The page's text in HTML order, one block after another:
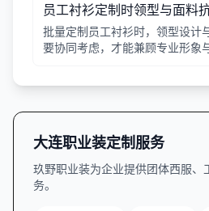
员工衬衫定制时领型与面料
批量定制员工衬衫时，领型设计
要协同考虑，才能兼顾专业形象
大连职业装定制服务
玖野职业装为企业提供团体西服、
务。